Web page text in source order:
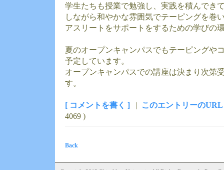
学生たちも授業で勉強し、実践を積んでき
しながら和やかな雰囲気でテーピングを巻
アスリートをサポートをするための学びの
夏のオープンキャンパスでもテーピングや
予定しています。
オープンキャンパスでの講座は決まり次第
す。
[ コメントを書く ] | このエントリーのURL
4069 )
Back